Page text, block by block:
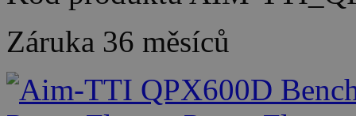
Záruka 36 měsíců